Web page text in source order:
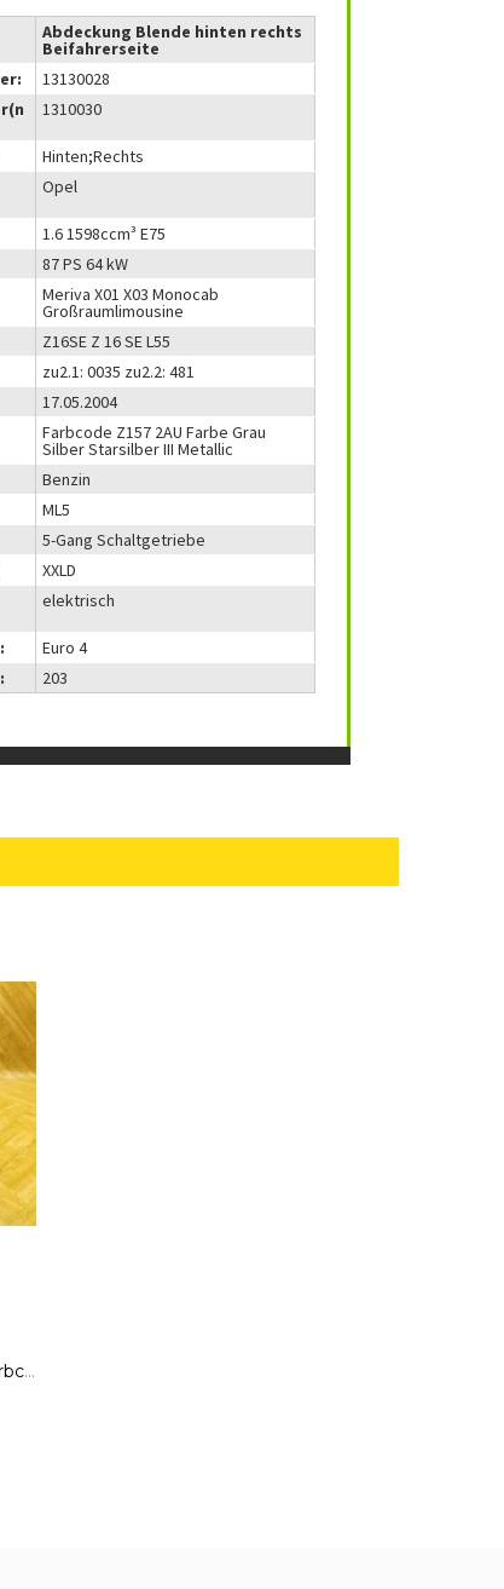
Abdeckung Blende hinten rechts
Beifahrerseite
13130028
1310030
Hinten;Rechts
Opel
1.6 1598ccm³ E75
87 PS 64 kW
Meriva X01 X03 Monocab
Großraumlimousine
Z16SE Z 16 SE L55
zu2.1: 0035 zu2.2: 481
17.05.2004
Farbcode Z157 2AU Farbe Grau
Silber Starsilber III Metallic
Benzin
ML5
5-Gang Schaltgetriebe
XXLD
elektrisch
Euro 4
203
Seitenspiegel links Opel Meriva Farbcode Z157 Starsilber III Metallic